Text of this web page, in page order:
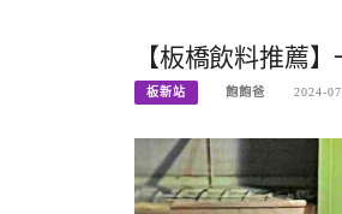
【板橋飲料推薦
板新站 飽飽爸 2024-